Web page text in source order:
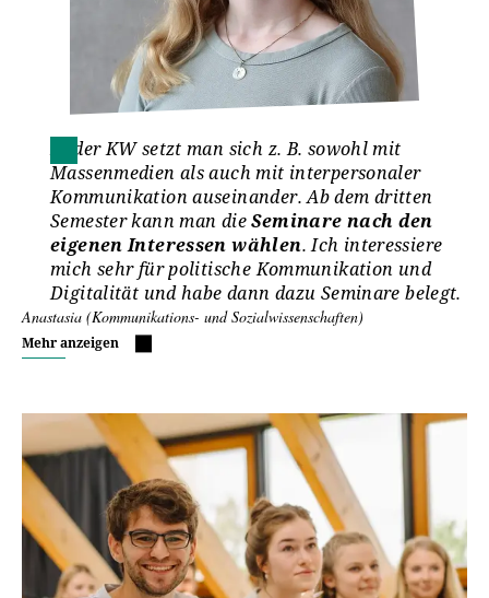
Forschungsteam, hat die Darstellung der Personen
im Hinblick auf Vielfalt nach wie vor "Luft nach
In der KW setzt man sich z. B. sowohl mit
Massenmedien als auch mit interpersonaler
Kommunikation auseinander. Ab dem dritten
Semester kann man dieSeminare nach den
eigenen Interessen wählen. Ich interessiere
mich sehr für politische Kommunikation und
Digitalität und habe dann dazu Seminare belegt.
Anastasia (Kommunikations- und Sozialwissenschaften)
Mehr anzeigen